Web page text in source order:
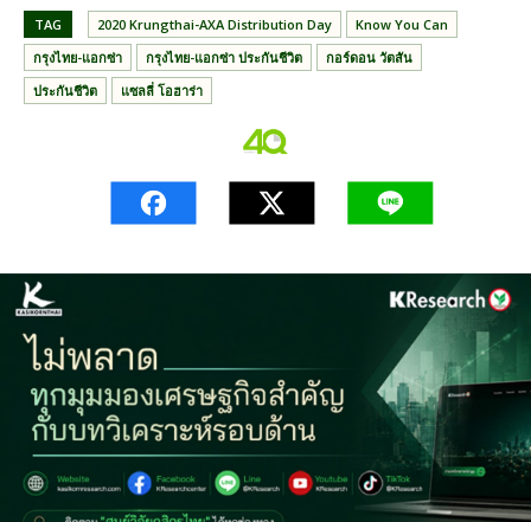
TAG 2020 Krungthai-AXA Distribution Day
Know You Can
กรุงไทย-แอกซ่า
กรุงไทย-แอกซ่า ประกันชีวิต
กอร์ดอน วัตสัน
ประกันชีวิต
แซลลี่ โอฮาร่า